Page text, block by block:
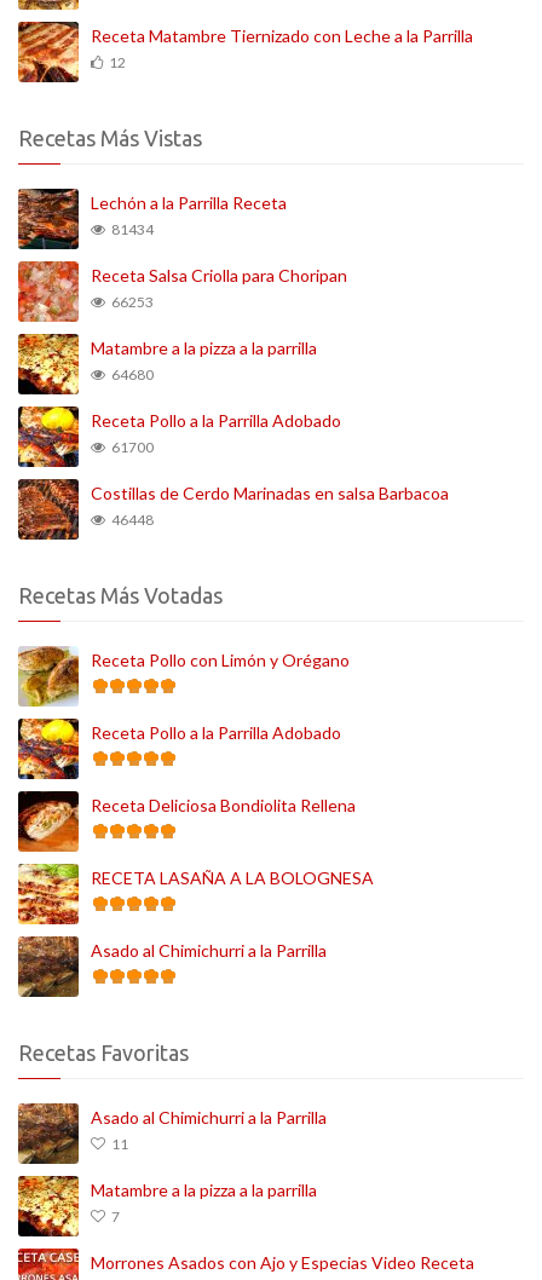
Receta Matambre Tiernizado con Leche a la Parrilla
12
Recetas Más Vistas
Lechón a la Parrilla Receta
81434
Receta Salsa Criolla para Choripan
66253
Matambre a la pizza a la parrilla
64680
Receta Pollo a la Parrilla Adobado
61700
Costillas de Cerdo Marinadas en salsa Barbacoa
46448
Recetas Más Votadas
Receta Pollo con Limón y Orégano
Receta Pollo a la Parrilla Adobado
Receta Deliciosa Bondiolita Rellena
RECETA LASAÑA A LA BOLOGNESA
Asado al Chimichurri a la Parrilla
Recetas Favoritas
Asado al Chimichurri a la Parrilla
11
Matambre a la pizza a la parrilla
7
Morrones Asados con Ajo y Especias Video Receta